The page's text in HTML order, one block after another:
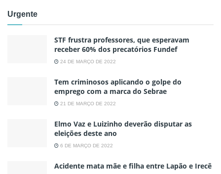
Urgente
STF frustra professores, que esperavam
receber 60% dos precatórios Fundef
24 DE MARÇO DE 2022
Tem criminosos aplicando o golpe do
emprego com a marca do Sebrae
21 DE MARÇO DE 2022
Elmo Vaz e Luizinho deverão disputar as
eleições deste ano
6 DE MARÇO DE 2022
Acidente mata mãe e filha entre Lapão e Irecê